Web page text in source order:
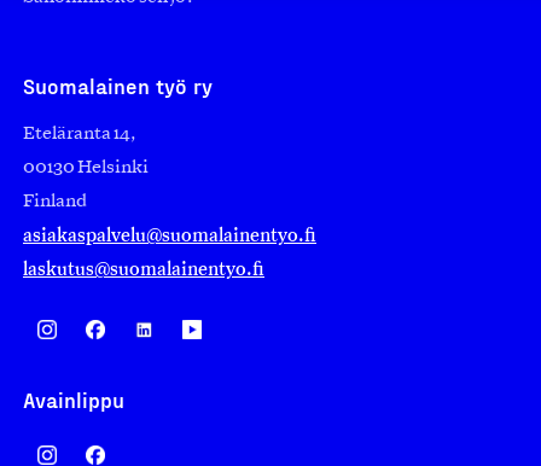
Suomalainen työ ry
Eteläranta 14,
00130 Helsinki
Finland
asiakaspalvelu@suomalainentyo.fi
laskutus@suomalainentyo.fi
Avainlippu